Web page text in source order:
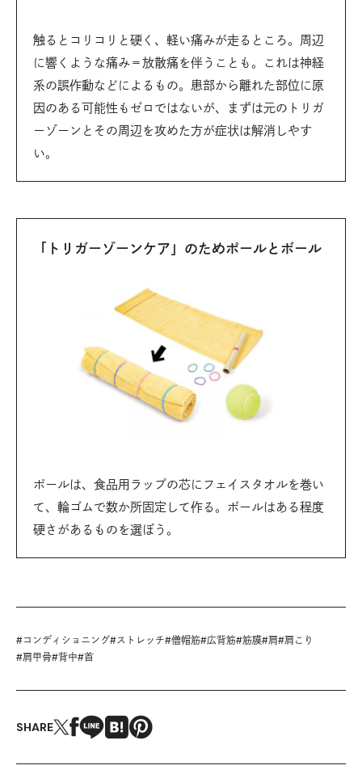
触るとコリコリと硬く、軽い痛みが走るところ。周辺
に響くような痛み＝放散痛を伴うことも。これは神経
系の誤作動などによるもの。患部から離れた部位に原
因のある可能性もゼロではないが、まずは元のトリガ
ーゾーンとその周辺を攻めた方が症状は解消しやす
い。
「トリガーゾーンケア」のためポールとボール
ポールは、食品用ラップの芯にフェイスタオルを巻い
て、輪ゴムで数か所固定して作る。ボールはある程度
硬さがあるものを選ぼう。
#コンディショニング#ストレッチ#僧帽筋#広背筋#筋膜#肩#肩こり
#肩甲骨#背中#首
SHARE